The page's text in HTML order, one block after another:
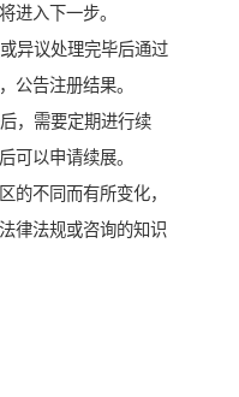
进入下一步。
异议处理完毕后通过
公告注册结果。
，需要定期进行续
可以申请续展。
的不同而有所变化，
律法规或咨询的知识